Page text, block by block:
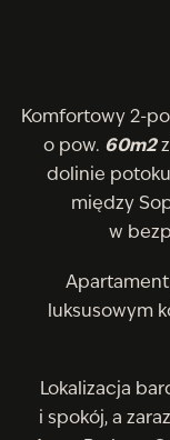
Komfortowy 2-
o pow. 60m2
dolinie
między
w
Apartament
luksusowym
Lokalizacja
i spokój, a